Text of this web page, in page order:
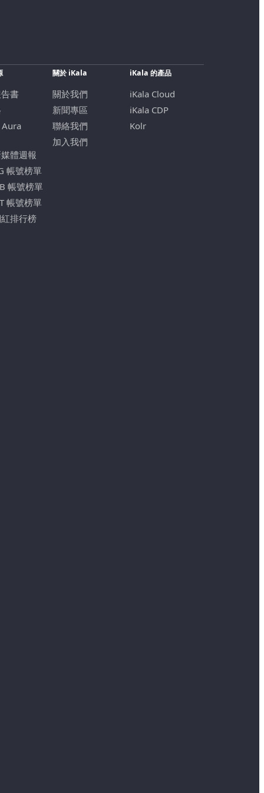
書
體週報
帳號榜單
帳號榜單
帳號榜單
排行榜
關於 iKala
關於我們
新聞專區
聯絡我們
加入我們
iKala 的產品
iKala Cloud
iKala CDP
Kolr